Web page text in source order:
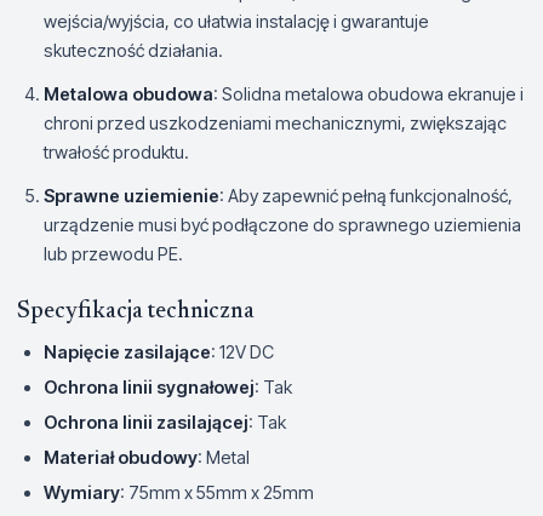
wejścia/wyjścia, co ułatwia instalację i gwarantuje
skuteczność działania.
Metalowa obudowa: Solidna metalowa obudowa ekranuje i
chroni przed uszkodzeniami mechanicznymi, zwiększając
trwałość produktu.
Sprawne uziemienie: Aby zapewnić pełną funkcjonalność,
urządzenie musi być podłączone do sprawnego uziemienia
lub przewodu PE.
Specyfikacja techniczna
Napięcie zasilające: 12V DC
Ochrona linii sygnałowej: Tak
Ochrona linii zasilającej: Tak
Materiał obudowy: Metal
Wymiary: 75mm x 55mm x 25mm